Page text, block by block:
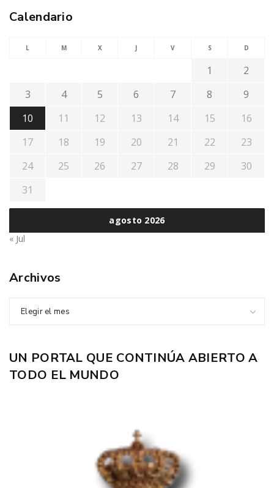
Calendario
agosto 2026
L M X J V S D
1
2
3
4 5 6 7 8
9
10
11 12 13 14 15
16
17
18 19 20 21 22
23
24
25 26 27 28 29
30
31
« Jul
Archivos
Elegir el mes
UN PORTAL QUE CONTINÚA ABIERTO A
TODO EL MUNDO